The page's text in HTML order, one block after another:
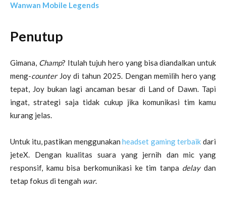
Wanwan Mobile Legends
Penutup
Gimana, Champ? Itulah tujuh hero yang bisa diandalkan untuk
meng-counterJoy di tahun 2025. Dengan memilih hero yang
tepat, Joy bukan lagi ancaman besar di Land of Dawn. Tapi
ingat, strategi saja tidak cukup jika komunikasi tim kamu
kurang jelas.
Untuk itu, pastikan menggunakanheadset gaming terbaik dari
jeteX. Dengan kualitas suara yang jernih dan mic yang
responsif, kamu bisa berkomunikasi ke tim tanpa delaydan
tetap fokus di tengah war.